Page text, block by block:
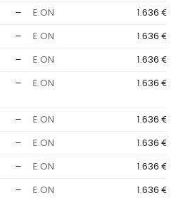
– E.ON
1.636 €
– E.ON
1.636 €
– E.ON
1.636 €
– E.ON 1.636 €
– E.ON
1.636 €
– E.ON
1.636 €
– E.ON
1.636 €
– E.ON
1.636 €